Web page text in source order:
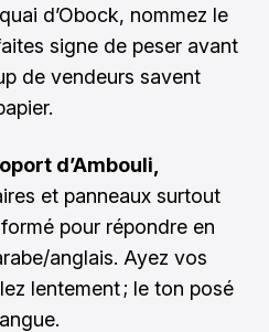
d’Obock, nommez le
signe de peser avant
de vendeurs savent
d’Ambouli,
et panneaux surtout
pour répondre en
anglais. Ayez vos
lentement ; le ton posé